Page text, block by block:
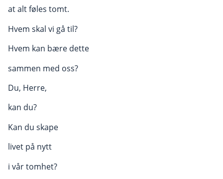
at alt føles tomt.
Hvem skal vi gå til?
Hvem kan bære dette
sammen med oss?
Du, Herre,
kan du?
Kan du skape
livet på nytt
i vår tomhet?